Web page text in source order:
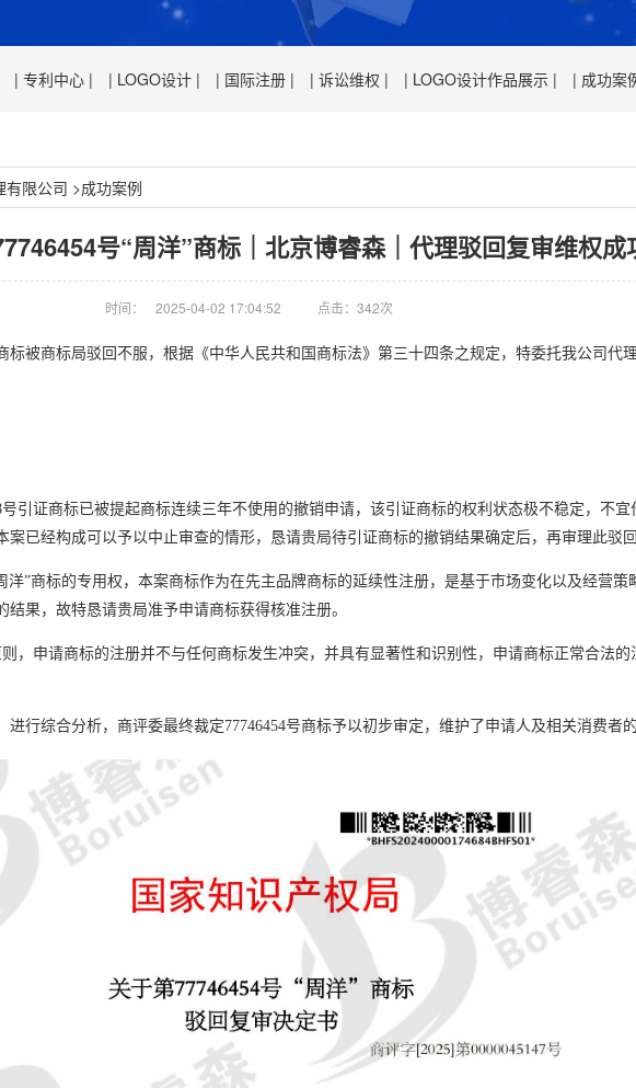
| 专利中心 | | LOGO设计 | | 国际注册 | | 诉讼维权 | | LOGO设计作品展示 | | 成功案
有限公司 >成功案例
号“周洋”商标｜北京博睿森｜代理驳回复审维权成
时间： 2025-04-02 17:04:52 点击： 342次
标被商标局驳回不服，根据《中华人民共和国商标法》第三十四条之规定，特委托我公司代
号引证商标已被提起商标连续三年不使用的撤销申请，该引证商标的权利状态极不稳定，不
案已经构成可以予以中止审查的情形，恳请贵局待引证商标的撤销结果确定后，再审理此驳
洋”商标的专用权，本案商标作为在先主品牌商标的延续性注册，是基于市场变化以及经营策
果，故特恳请贵局准予申请商标获得核准注册。
，申请商标的注册并不与任何商标发生冲突，并具有显著性和识别性，申请商标正常合法的
进行综合分析，商评委最终裁定77746454号商标予以初步审定，维护了申请人及相关消费者